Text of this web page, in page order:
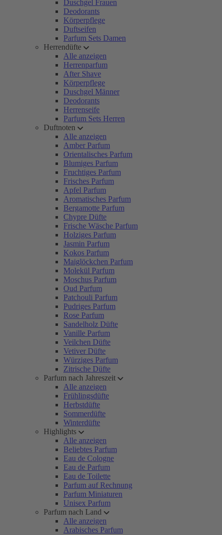
Duschgel Frauen
Deodorants
Körperpflege
Duftseifen
Parfum Sets Damen
Herrendüfte
Alle anzeigen
Herrenparfum
After Shave
Körperpflege
Duschgel Männer
Deodorants
Herrenseife
Parfum Sets Herren
Duftnoten
Alle anzeigen
Amber Parfum
Orientalisches Parfum
Blumiges Parfum
Fruchtiges Parfum
Frisches Parfum
Apfel Parfum
Aromatisches Parfum
Bergamotte Parfum
Chypre Düfte
Frische Wäsche Parfum
Holziges Parfum
Jasmin Parfum
Kokos Parfum
Maiglöckchen Parfum
Molekül Parfum
Moschus Parfum
Oud Parfum
Patchouli Parfum
Pudriges Parfum
Rose Parfum
Sandelholz Düfte
Vanille Parfum
Veilchen Düfte
Vetiver Düfte
Würziges Parfum
Zitrische Düfte
Parfum nach Jahreszeit
Alle anzeigen
Frühlingsdüfte
Herbstdüfte
Sommerdüfte
Winterdüfte
Highlights
Alle anzeigen
Beliebtes Parfum
Eau de Cologne
Eau de Parfum
Eau de Toilette
Parfum auf Rechnung
Parfum Miniaturen
Unisex Parfum
Parfum nach Land
Alle anzeigen
Arabisches Parfum